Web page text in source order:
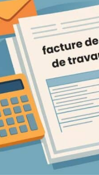
modèles à télécharger
& PDF). En
vous saurez tout
rassurer vos
vos factures comme